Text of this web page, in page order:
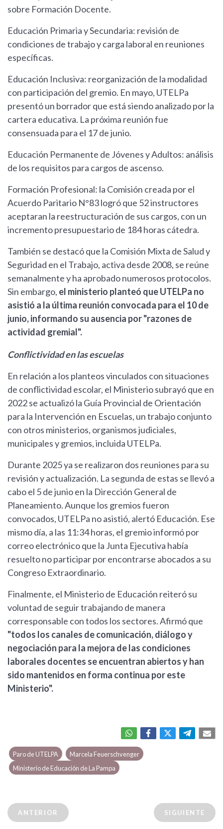
sobre Formación Docente.
Educación Primaria y Secundaria: revisión de
condiciones de trabajo y carga laboral en reuniones
específicas.
Educación Inclusiva: reorganización de la modalidad
con participación del gremio. En mayo, UTELPa
presentó un borrador que está siendo analizado por la
cartera educativa. La próxima reunión fue
consensuada para el 17 de junio.
Educación Permanente de Jóvenes y Adultos: análisis
de los requisitos para cargos de ascenso.
Formación Profesional: la Comisión creada por el
Acuerdo Paritario N°83 logró que 52 instructores
aceptaran la reestructuración de sus cargos, con un
incremento presupuestario de 184 horas cátedra.
También se destacó que la Comisión Mixta de Salud y
Seguridad en el Trabajo, activa desde 2008, se reúne
semanalmente y ha aprobado numerosos protocolos.
Sin embargo, el ministerio planteó que UTELPa no
asistió a la última reunión convocada para el 10 de
junio, informando su ausencia por "razones de
actividad gremial".
Conflictividad en las escuelas
En relación a los planteos vinculados con situaciones
de conflictividad escolar, el Ministerio subrayó que en
2022 se actualizó la Guía Provincial de Orientación
para la Intervención en Escuelas, un trabajo conjunto
con otros ministerios, organismos judiciales,
municipales y gremios, incluida UTELPa.
Durante 2025 ya se realizaron dos reuniones para su
revisión y actualización. La segunda de estas se llevó a
cabo el 5 de junio en la Dirección General de
Planeamiento. Aunque los gremios fueron
convocados, UTELPa no asistió, alertó Educación. Ese
mismo día, a las 11:34 horas, el gremio informó por
correo electrónico que la Junta Ejecutiva había
resuelto no participar por encontrarse abocados a su
Congreso Extraordinario.
Finalmente, el Ministerio de Educación reiteró su
voluntad de seguir trabajando de manera
corresponsable con todos los sectores. Afirmó que
"todos los canales de comunicación, diálogo y
negociación para la mejora de las condiciones
laborales docentes se encuentran abiertos y han
sido mantenidos en forma continua por este
Ministerio".
Paro de UTELPA
Marcela Feuerschvenger
Ministerio de Educación de La Pampa
ANTERIOR SIGUIENTE